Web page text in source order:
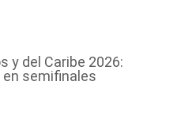
y del Caribe 2026:
semifinales